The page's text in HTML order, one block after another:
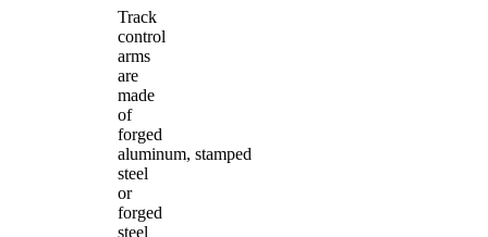
Track
control
arms
are
made
of
forged
aluminum, stamped
steel
or
forged
steel